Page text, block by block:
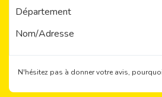
Département
Nom/Adresse
N'hésitez pas à donner votre avis,